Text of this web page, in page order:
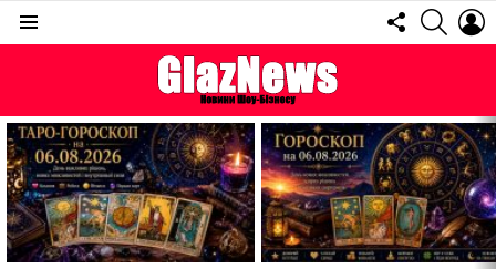
FOLLOW
US
ОСТАННІ
СТАТТІ